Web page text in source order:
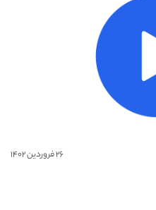
۲۶ فروردین ۱۴۰۲